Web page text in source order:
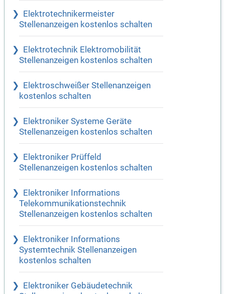
Elektrotechnikermeister
Stellenanzeigen kostenlos schalten
Elektrotechnik Elektromobilität
Stellenanzeigen kostenlos schalten
Elektroschweißer Stellenanzeigen
kostenlos schalten
Elektroniker Systeme Geräte
Stellenanzeigen kostenlos schalten
Elektroniker Prüffeld
Stellenanzeigen kostenlos schalten
Elektroniker Informations
Telekommunikationstechnik
Stellenanzeigen kostenlos schalten
Elektroniker Informations
Systemtechnik Stellenanzeigen
kostenlos schalten
Elektroniker Gebäudetechnik